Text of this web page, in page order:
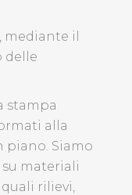
il
delle
stampa
alla
piano. Siamo
materiali
rilievi,